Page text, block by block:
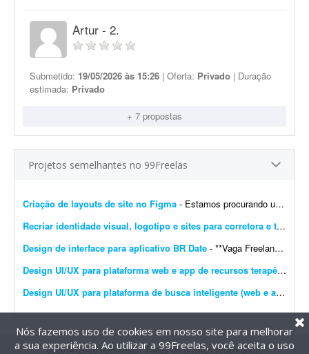
Artur - 2.
Submetido: 19/05/2026 às 15:26 | Oferta: Privado | Duração
estimada: Privado
+ 7 propostas
Projetos semelhantes no 99Freelas
Criação de layouts de site no Figma - Estamos procurando um designer com experiência em UI/UX para desenvolver os layouts de um site no Figma. O projeto contempla a criação do layout da página inicial e de p...
Recriar identidade visual, logotipo e sites para corretora e transportadora
Design de interface para aplicativo BR Date - **Vaga Freelancer - Web Designer** Estamos em busca de um(a) **Web Designer Freelancer** criativo(a) e comprometido(a) para desenvolver layouts modernos e funcionais para projetos web. Projeto pa...
Design UI/UX para plataforma web e app de recursos terapêuticos infantis
Design UI/UX para plataforma de busca inteligente (web e app)
@2014-2026 99Freelas. Todos os direitos reservados.
Nós fazemos uso de cookies em nosso site para melhorar
a sua experiência. Ao utilizar a 99Freelas, você aceita o uso